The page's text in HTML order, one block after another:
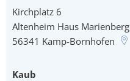
Kirchplatz 6
Altenheim Haus Marienberg
56341 Kamp-Bornhofen
Kaub